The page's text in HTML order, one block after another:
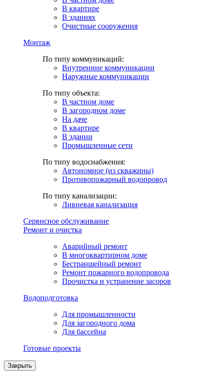
В квартире
В зданиях
Очистные сооружения
Монтаж
По типу коммуникаций:
Внутренние коммуникации
Наружные коммуникации
По типу объекта:
В частном доме
В загородном доме
На даче
В квартире
В здании
Промышленные сети
По типу водоснабжения:
Автономное (из скважины)
Противопожарный водопровод
По типу канализации:
Ливневая канализация
Сервисное обслуживание
Ремонт и очистка
Аварийный ремонт
В многоквартирном доме
Бестраншейный ремонт
Ремонт пожарного водопровода
Прочистка и устранение засоров
Водоподготовка
Для промышленности
Для загородного дома
Для бассейна
Готовые проекты
Закрыть